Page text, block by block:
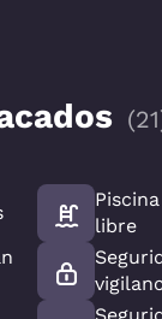
(21
libre